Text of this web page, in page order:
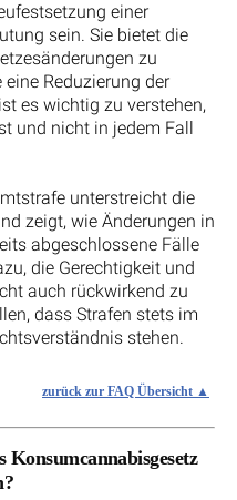
einer
sein. Sie bietet die
zu
Reduzierung der
es wichtig zu verstehen,
und nicht in jedem Fall
unterstreicht die
zeigt, wie Änderungen in
abgeschlossene Fälle
die Gerechtigkeit und
auch rückwirkend zu
dass Strafen stets im
stehen.
zurück zur FAQ Übersicht